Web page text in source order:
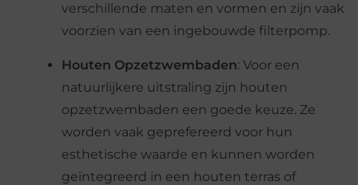
verschillende maten en vormen en zijn vaak
voorzien van een ingebouwde filterpomp.
Houten Opzetzwembaden: Voor een
natuurlijkere uitstraling zijn houten
opzetzwembaden een goede keuze. Ze
worden vaak geprefereerd voor hun
esthetische waarde en kunnen worden
geïntegreerd in een houten terras of